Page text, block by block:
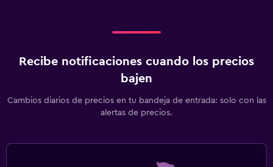
Recibe notificaciones cuando los precios
bajen
Cambios diarios de precios en tu bandeja de entrada: solo con las
alertas de precios.